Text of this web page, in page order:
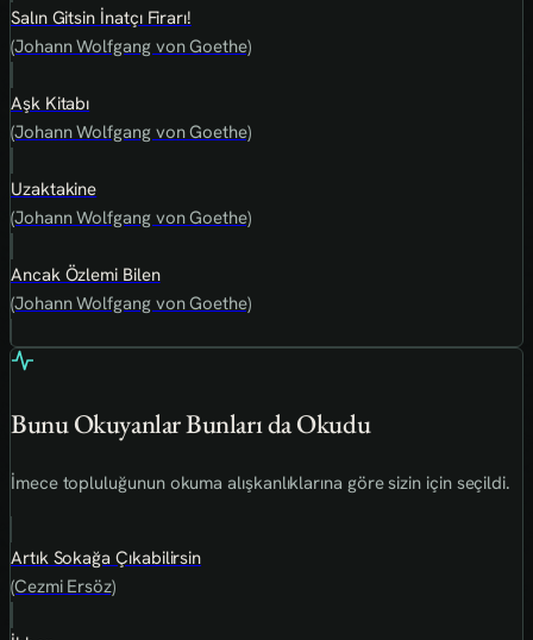
Salın Gitsin İnatçı Firarı!
(Johann Wolfgang von Goethe)
Aşk Kitabı
(Johann Wolfgang von Goethe)
Uzaktakine
(Johann Wolfgang von Goethe)
Ancak Özlemi Bilen
(Johann Wolfgang von Goethe)
Bunu Okuyanlar Bunları da Okudu
İmece topluluğunun okuma alışkanlıklarına göre sizin için seçildi.
Artık Sokağa Çıkabilirsin
(Cezmi Ersöz)